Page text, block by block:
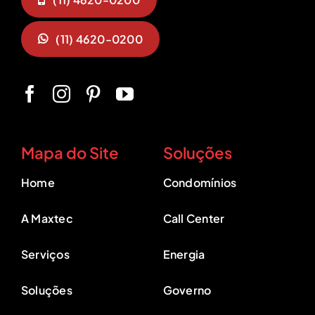
(11) 4620-0200
Mapa do Site
Home
A Maxtec
Serviços
Soluções
Soluções
Condomínios
Call Center
Energia
Governo